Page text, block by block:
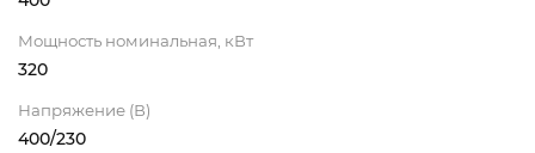
Мощность номинальная, кВт
320
Напряжение (В)
400/230